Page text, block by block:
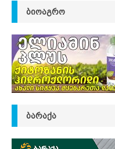
ᲑᲘᲝᲐᲒᲠᲝ
ᲑᲐᲠᲐᲥᲐ